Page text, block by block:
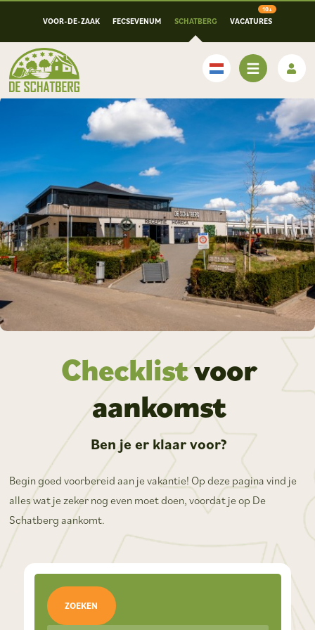
VOOR-DE-ZAAK FECSEVENUM SCHATBERG VACATURES
Checklistvoor
aankomst
Ben je er klaar voor?
Begin goed voorbereid aan je vakantie! Op deze pagina vind je
alles wat je zeker nog even moet doen, voordat je op De
Schatberg aankomt.
ZOEKEN